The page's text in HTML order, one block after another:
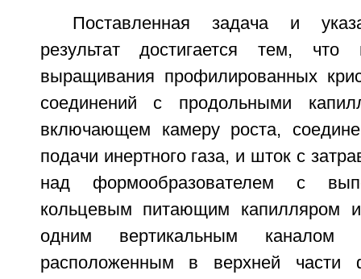
Поставленная задача и
результат достигается тем,
выращивания профилированных
соединений с продольными
включающем камеру роста,
подачи инертного газа, и шток с
над формообразователем с
кольцевым питающим капилляром
одним вертикальным каналом
расположенным в верхней части